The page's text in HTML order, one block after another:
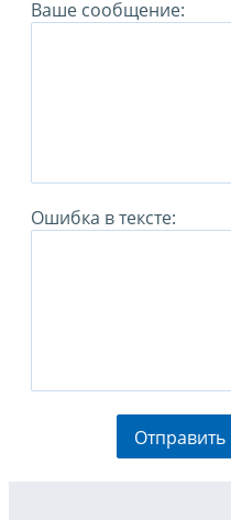
Ваше сообщение:
Ошибка в тексте:
Отправить